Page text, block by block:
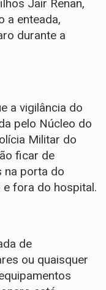
Jair Renan,
a enteada,
durante a
a vigilância do
pelo Núcleo do
Militar do
ficar de
na porta do
fora do hospital.
de
ou quaisquer